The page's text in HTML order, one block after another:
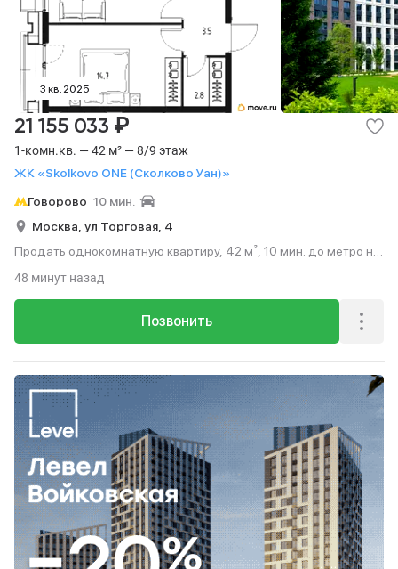
3 кв. 2025
1-комн.кв. — 42 м² — 8/9 этаж
ЖК «Skolkovo ONE (Сколково Уан)»
21 155 033 ₽
Говорово 10 мин.
Москва, ул Торговая, 4
Продать однокомнатную квартиру, 42 м², 10 мин. до метро на
Позвонить
48 минут назад